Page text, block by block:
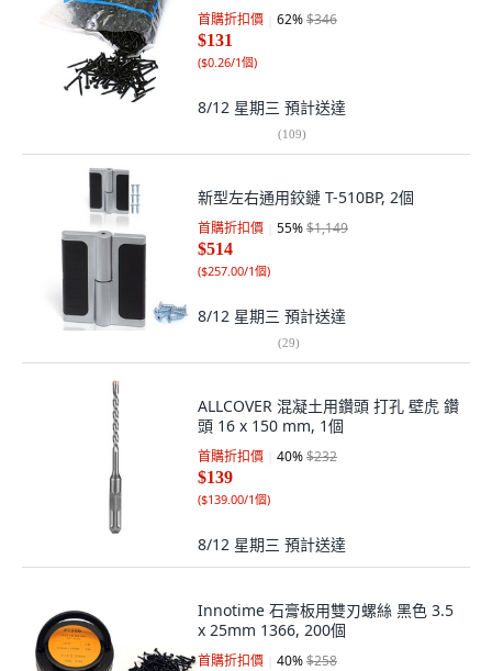
首購折扣價 62%$346
$131
($0.26/1個)
8/12 星期三 預計送達
(109)
新型左右通用鉸鏈 T-510BP, 2個
首購折扣價 55%$1,149
$514
($257.00/1個)
8/12 星期三 預計送達
(29)
ALLCOVER 混凝土用鑽頭 打孔 壁虎 鑽
頭 16 x 150 mm, 1個
首購折扣價 40%$232
$139
($139.00/1個)
8/12 星期三 預計送達
Innotime 石膏板用雙刃螺絲 黑色 3.5
x 25mm 1366, 200個
首購折扣價 40%$258